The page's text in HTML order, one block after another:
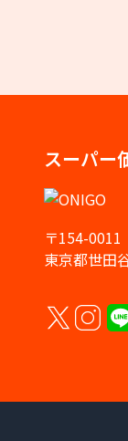
スーパー
〒154-0011
東京都世田